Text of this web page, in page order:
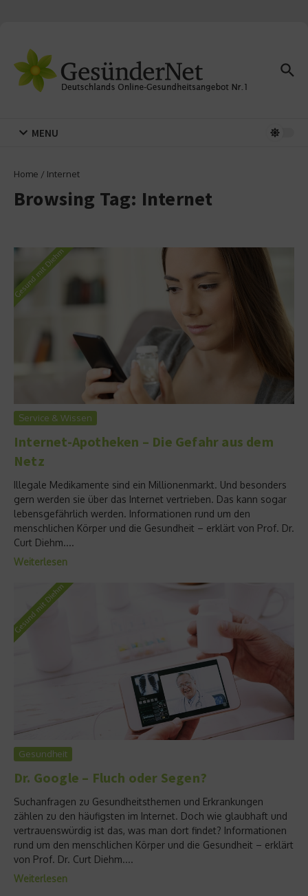
MENU
Home / Internet
Browsing Tag: Internet
Service & Wissen
Internet-Apotheken – Die Gefahr aus dem
Netz
Illegale Medikamente sind ein Millionenmarkt. Und besonders
gern werden sie über das Internet vertrieben. Das kann sogar
lebensgefährlich werden. Informationen rund um den
menschlichen Körper und die Gesundheit – erklärt von Prof. Dr.
Curt Diehm....
Weiterlesen
Gesundheit
Dr. Google – Fluch oder Segen?
Suchanfragen zu Gesundheitsthemen und Erkrankungen
zählen zu den häufigsten im Internet. Doch wie glaubhaft und
vertrauenswürdig ist das, was man dort findet? Informationen
rund um den menschlichen Körper und die Gesundheit – erklärt
von Prof. Dr. Curt Diehm....
Weiterlesen